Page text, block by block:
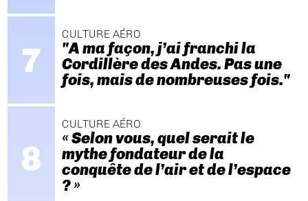
CULTURE AÉRO
"A ma façon, j’ai franchi la
Cordillère des Andes. Pas une
fois, mais de nombreuses fois."
CULTURE AÉRO
« Selon vous, quel serait le
mythe fondateur de la
conquête de l’air et de l’espace
? »